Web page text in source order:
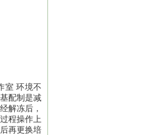
室 环境不
配制是减
解冻后，
程操作上
再更换培